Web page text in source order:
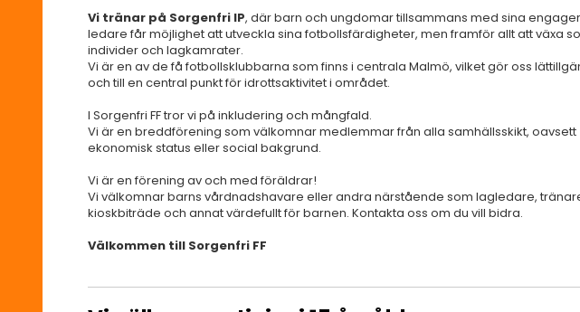
Vi tränar på Sorgenfri IP, där barn och ungdomar tillsammans med sina
ledare får möjlighet att utveckla sina fotbollsfärdigheter, men framför allt att växa
individer och lagkamrater.
Vi är en av de få fotbollsklubbarna som finns i centrala Malmö, vilket gör oss
och till en central punkt för idrottsaktivitet i området.
I Sorgenfri FF tror vi på inkludering och mångfald.
Vi är en breddförening som välkomnar medlemmar från alla samhällsskikt, oavsett
ekonomisk status eller social bakgrund.
Vi är en förening av och med föräldrar!
Vi välkomnar barns vårdnadshavare eller andra närstående som lagledare,
kioskbiträde och annat värdefullt för barnen. Kontakta oss om du vill bidra.
Välkommen till Sorgenfri FF